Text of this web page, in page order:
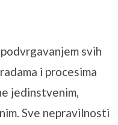
svih
i procesima
jedinstvenim,
Sve nepravilnosti